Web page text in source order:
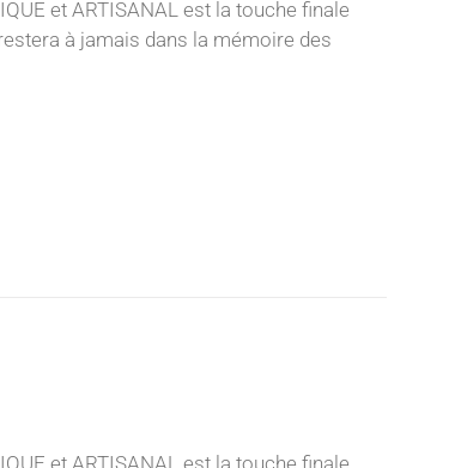
et ARTISANAL est la touche finale
à jamais dans la mémoire des
et ARTISANAL est la touche finale